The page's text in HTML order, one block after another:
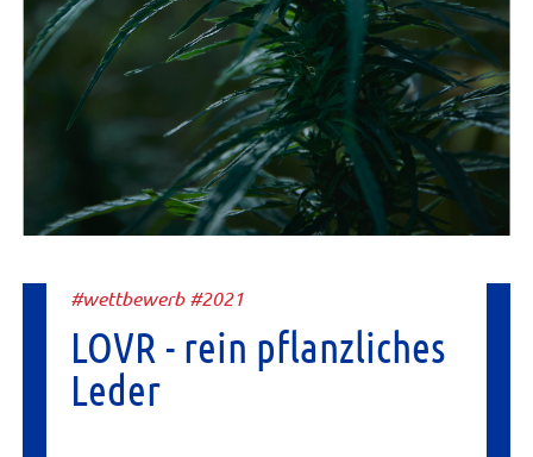
#wettbewerb #2021
LOVR - rein pflanzliches
Leder